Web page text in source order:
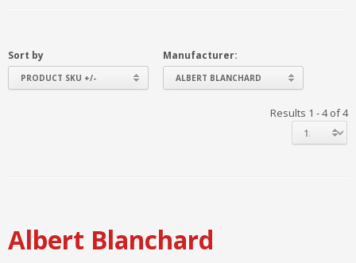
Sort by
PRODUCT SKU +/-
Manufacturer:
ALBERT BLANCHARD
Results 1 - 4 of 4
Albert Blanchard